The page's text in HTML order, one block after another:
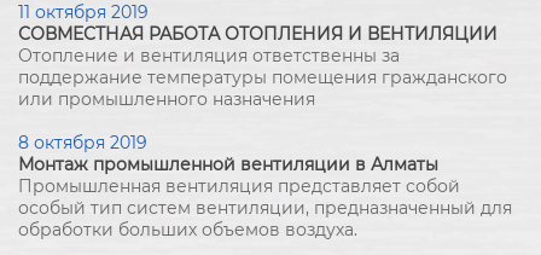
11 октября 2019
СОВМЕСТНАЯ РАБОТА ОТОПЛЕНИЯ И ВЕНТИЛЯЦИИ
Отопление и вентиляция ответственны за
поддержание температуры помещения гражданского
или промышленного назначения
8 октября 2019
Монтаж промышленной вентиляции в Алматы
Промышленная вентиляция представляет собой
особый тип систем вентиляции, предназначенный для
обработки больших объемов воздуха.